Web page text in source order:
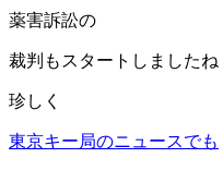
薬害訴訟の
裁判もスタートしましたね
珍しく
東京キー局のニュースでも